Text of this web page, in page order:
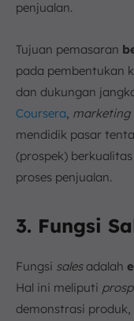
penjualan.
Tujuan pemasaran
pada pembentukan
dan dukungan
Coursera marketing
mendidik pasar
(prospek)
proses penjualan.
3. Fungsi
Fungsi salesadalah
Hal ini meliputi
demonstrasi